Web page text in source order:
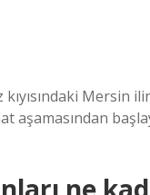
Mersin
aşamasından